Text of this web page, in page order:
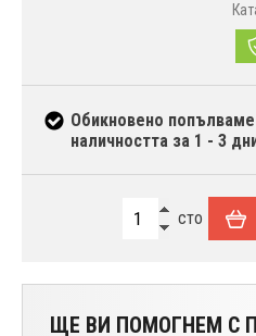
Обикновено попълваме
наличността за 1 - 3
сто
ЩЕ ВИ ПОМОГНЕМ С